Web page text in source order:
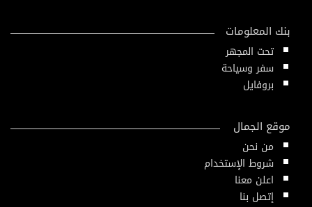
بنك المعلومات
تحت المجهر
سفر وسياحة
بروفايل
موقع الجمال
من نحن
شروط الإستخدام
اعلن معنا
إتصل بنا